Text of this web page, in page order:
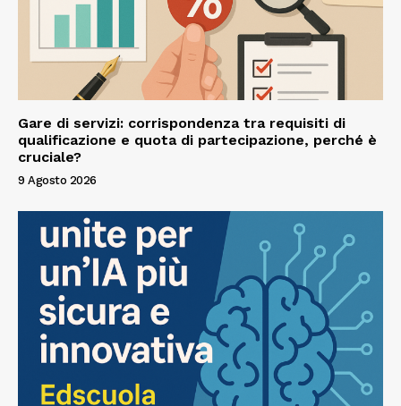
Gare di servizi: corrispondenza tra requisiti di
qualificazione e quota di partecipazione, perché è
cruciale?
9 Agosto 2026